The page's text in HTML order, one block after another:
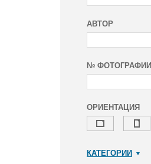
АВТОР
№ ФОТОГРАФИИ
ОРИЕНТАЦИЯ
КАТЕГОРИИ